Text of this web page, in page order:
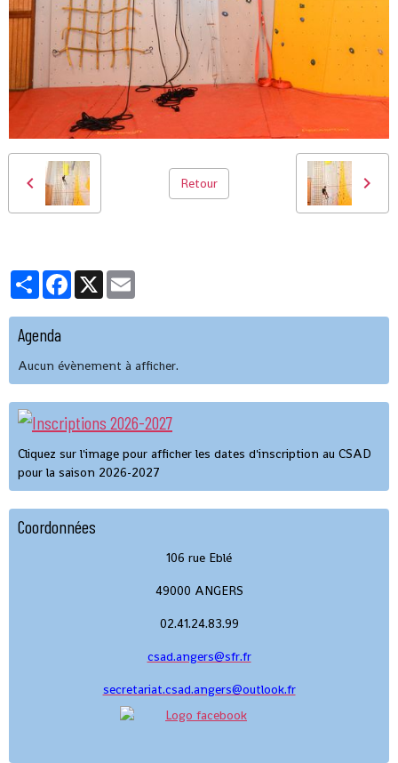
Retour
PartagerFacebook
X
Agenda
Aucun évènement à afficher.
Cliquez sur l'image pour afficher les dates d'inscription au CSAD
pour la saison 2026-2027
Coordonnées
106 rue Eblé
49000 ANGERS
02.41.24.83.99
csad.angers@sfr.fr
secretariat.csad.angers@outlook.fr